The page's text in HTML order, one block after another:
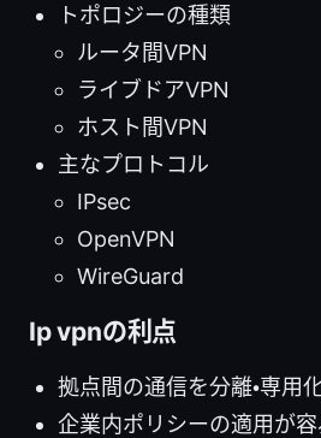
トポロジーの種類
ルータ間VPN
ライブドアVPN
ホスト間VPN
主なプロトコル
IPsec
OpenVPN
WireGuard
Ip vpnの利点
拠点間の通信を分離・専用
企業内ポリシーの適用が容